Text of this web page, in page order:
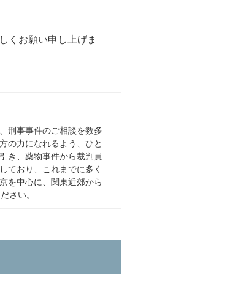
くお願い申し上げま
刑事事件のご相談を数多
の力になれるよう、ひと
き、薬物事件から裁判員
ており、これまでに多く
を中心に、関東近郊から
さい。